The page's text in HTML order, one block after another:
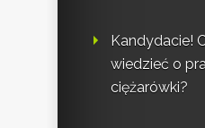
Kandydacie!
wiedzieć o
ciężarówki?